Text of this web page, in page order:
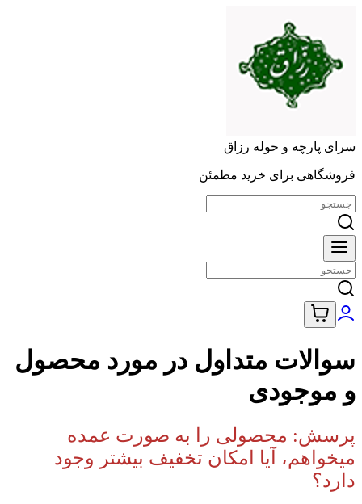
سرای پارچه و حوله رزاق
فروشگاهی برای خرید مطمئن
سوالات متداول در مورد محصول
و موجودی
پرسش: محصولی را به صورت عمده
میخواهم، آیا امکان تخفیف بیشتر وجود
دارد؟